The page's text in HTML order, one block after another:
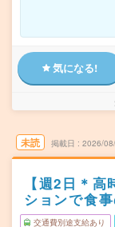
気になる!
未読 掲載日 2026/
【週2日＊
ションで食
交通費別途支給あり